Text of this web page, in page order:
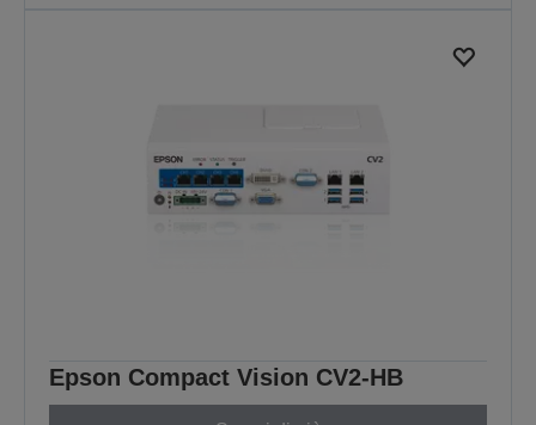
Epson Compact Vision CV2-HB